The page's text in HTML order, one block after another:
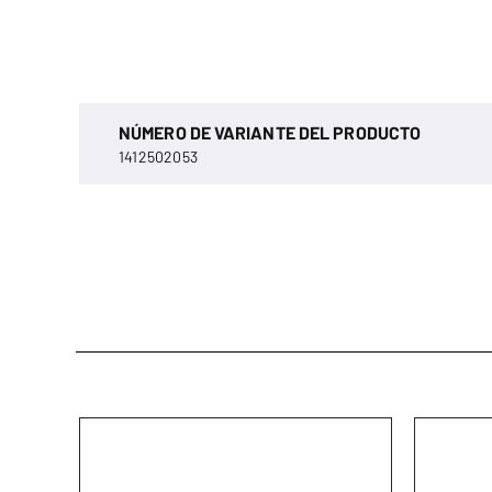
NÚMERO DE VARIANTE DEL PRODUCTO
1412502053